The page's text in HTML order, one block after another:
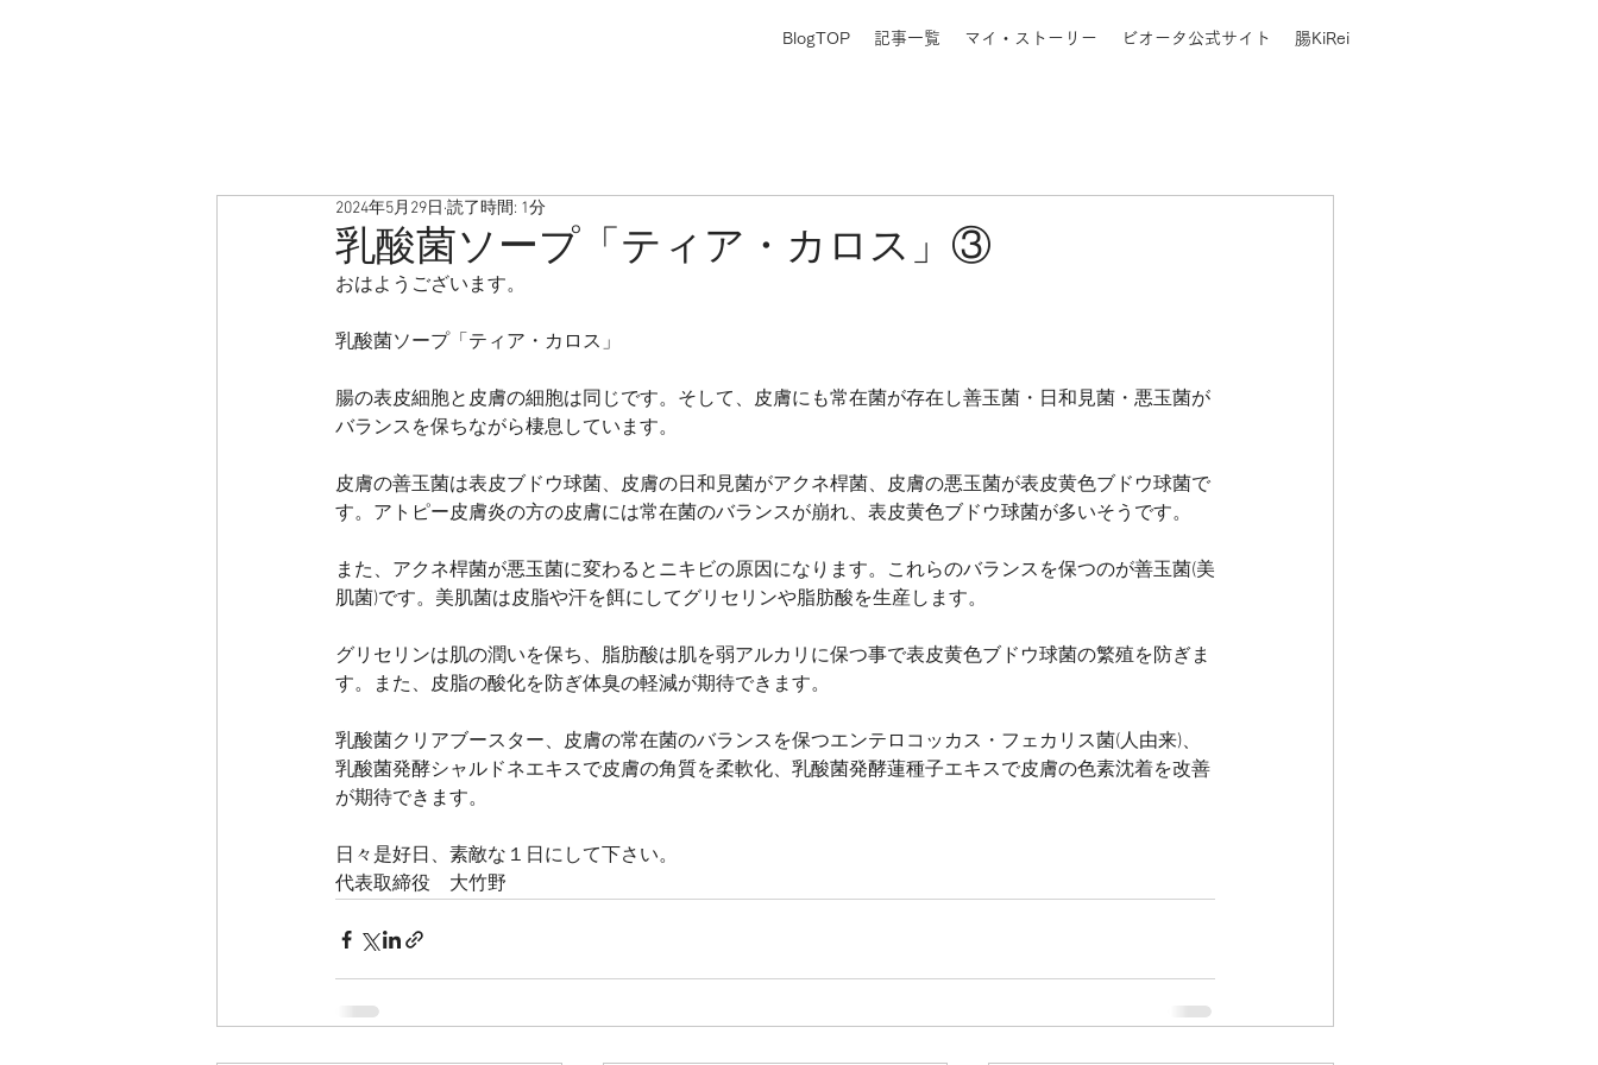
BlogTOP 記事一覧 マイ・ストーリー ビオータ公式サイト 腸KiRei
乳酸菌ソープ「ティア・カロス」③
2024年5月29日 読了時間: 1分
おはようございます。
乳酸菌ソープ「ティア・カロス」
腸の表皮細胞と皮膚の細胞は同じです。そして、皮膚にも常在菌が存在し善玉菌・日和見菌・悪玉菌が
バランスを保ちながら棲息しています。
皮膚の善玉菌は表皮ブドウ球菌、皮膚の日和見菌がアクネ桿菌、皮膚の悪玉菌が表皮黄色ブドウ球菌で
す。アトピー皮膚炎の方の皮膚には常在菌のバランスが崩れ、表皮黄色ブドウ球菌が多いそうです。
また、アクネ桿菌が悪玉菌に変わるとニキビの原因になります。これらのバランスを保つのが善玉菌(美
肌菌)です。美肌菌は皮脂や汗を餌にしてグリセリンや脂肪酸を生産します。
グリセリンは肌の潤いを保ち、脂肪酸は肌を弱アルカリに保つ事で表皮黄色ブドウ球菌の繁殖を防ぎま
す。また、皮脂の酸化を防ぎ体臭の軽減が期待できます。
乳酸菌クリアブースター、皮膚の常在菌のバランスを保つエンテロコッカス・フェカリス菌(人由来)、
乳酸菌発酵シャルドネエキスで皮膚の角質を柔軟化、乳酸菌発酵蓮種子エキスで皮膚の色素沈着を改善
が期待できます。
日々是好日、素敵な１日にして下さい。
代表取締役　大竹野